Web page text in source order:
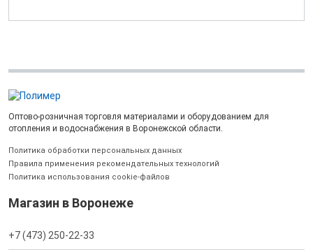
Оптово-розничная торговля материалами и оборудованием для
отопления и водоснабжения в Воронежской области.
Политика обработки персональных данных
Правила применения рекомендательных технологий
Политика использования cookie-файлов
Магазин в Воронеже
+7 (473) 250-22-33